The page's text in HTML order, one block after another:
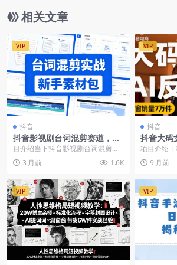
相关文章
VIP
抖音
抖音影视剧台词混剪赛道，从
基础技巧到爆款逻辑，解锁精
目介绍当下抖音影视剧台词混剪赛
道流量爆棚，精选渠道专属收益可
观，很多人想入局分一...
3 月前 1.6K
VIP
抖音
抖音大码
赛道，不
项目介绍
码女装小
“AI 生成反
9 月前
VIP VIP